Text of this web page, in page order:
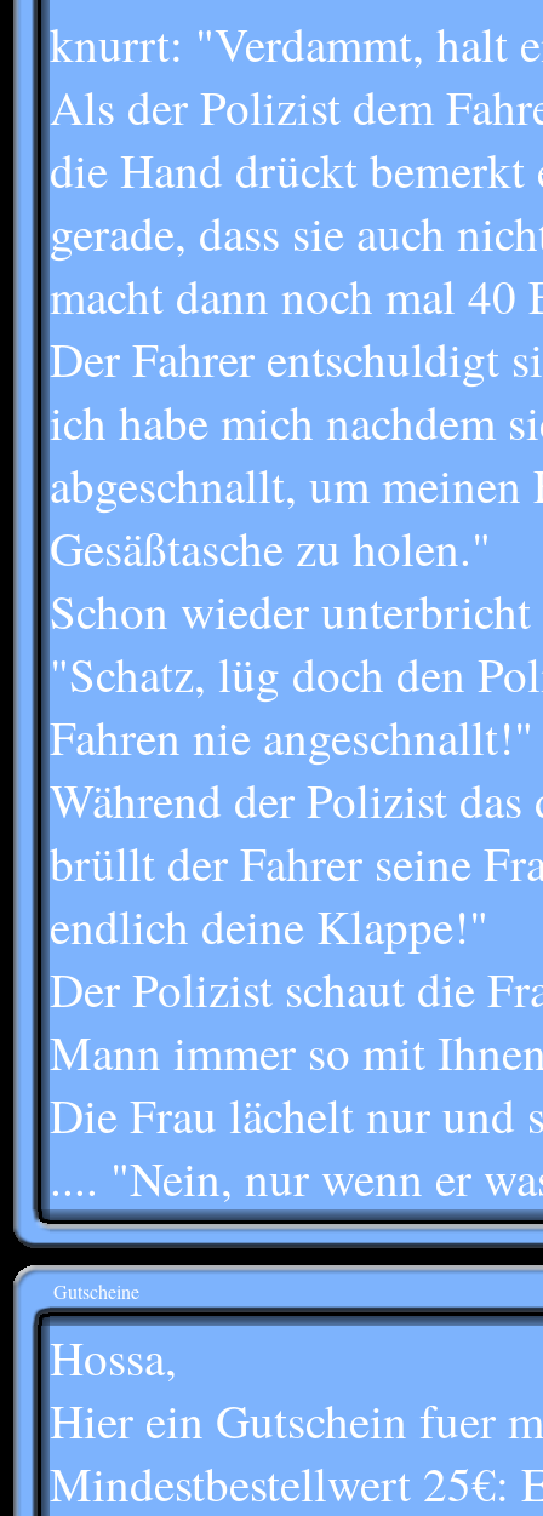
knurrt: "Verdammt, halt
Als der Polizist dem
die Hand drückt
gerade, dass sie auch
macht dann noch mal
Der Fahrer entschuldigt
ich habe mich nachdem
abgeschnallt, um meinen
Gesäßtasche zu holen."
Schon wieder
"Schatz, lüg doch den
Fahren nie angeschnallt!"
Während der Polizist
brüllt der Fahrer seine
endlich deine Klappe!"
Der Polizist schaut die
Mann immer so mit
Die Frau lächelt nur und
.... "Nein, nur wenn er
Gutscheine
Hossa,
Hier ein Gutschein fuer
Mindestbestellwert